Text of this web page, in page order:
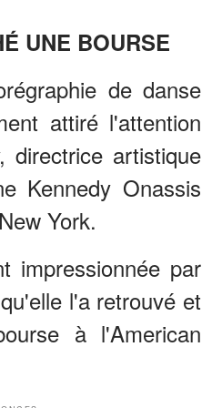
UNE BOURSE
de danse
attiré l'attention
directrice artistique
Kennedy Onassis
York.
impressionnée par
l'a retrouvé et
à l'American